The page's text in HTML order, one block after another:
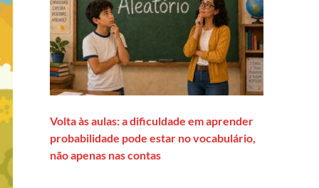
Volta às aulas: a dificuldade em aprender
probabilidade pode estar no vocabulário,
não apenas nas contas